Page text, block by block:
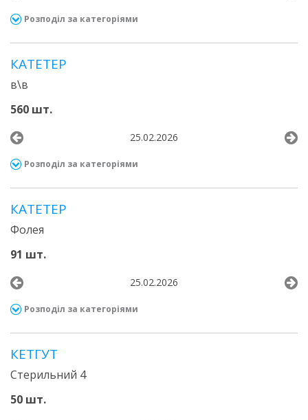
Розподіл за категоріями
КАТЕТЕР
в\в
560 шт.
25.02.2026
Розподіл за категоріями
КАТЕТЕР
Фолея
91 шт.
25.02.2026
Розподіл за категоріями
КЕТГУТ
Стерильний 4
50 шт.